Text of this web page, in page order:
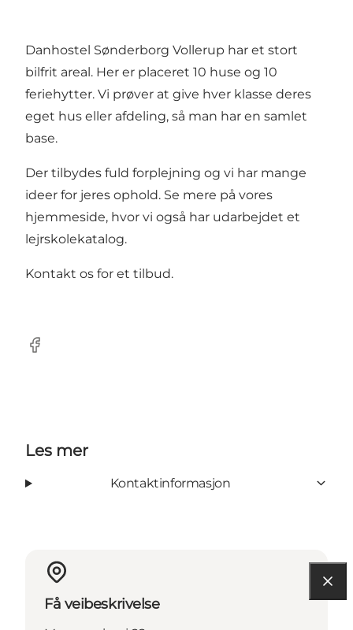
Danhostel Sønderborg Vollerup har et stort
bilfrit areal. Her er placeret 10 huse og 10
feriehytter. Vi prøver at give hver klasse deres
eget hus eller afdeling, så man har en samlet
base.
Der tilbydes fuld forplejning og vi har mange
ideer for jeres ophold. Se mere på vores
hjemmeside, hvor vi også har udarbejdet et
lejrskolekatalog.
Kontakt os for et tilbud.
facebook
Les mer
Kontaktinformasjon
Få veibeskrivelse